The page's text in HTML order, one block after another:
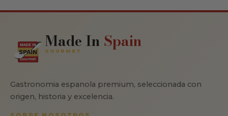
Made In Spain
GOURMET
Gastronomia espanola premium, seleccionada con
origen, historia y excelencia.